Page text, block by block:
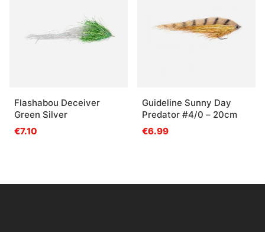
Flashabou Deceiver
Green Silver
€7.10
Guideline Sunny Day
Predator #4/0 – 20cm
€6.99